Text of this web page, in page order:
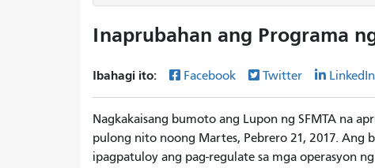
Inaprubahan ang Programa
Ibahagi ito: Facebook Twitter LinkedIn
Nagkakaisang bumoto ang Lupon ng SFMTA na
pulong nito noong Martes, Pebrero 21, 2017. Ang
ipagpatuloy ang pag-regulate sa mga operasyon